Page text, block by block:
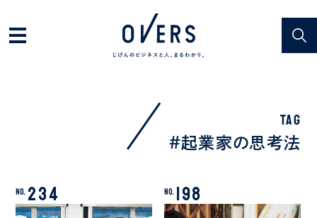
TAG
#起業家の思考法
No. 234 No. 198